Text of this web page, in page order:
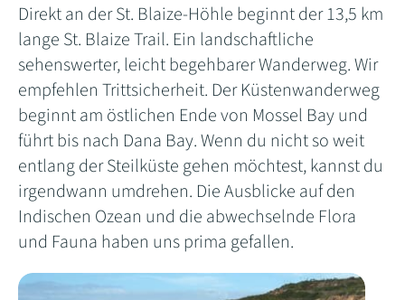
Direkt an der St. Blaize-Höhle beginnt der 13,5 km
lange St. Blaize Trail. Ein landschaftliche
sehenswerter, leicht begehbarer Wanderweg. Wir
empfehlen Trittsicherheit. Der Küstenwanderweg
beginnt am östlichen Ende von Mossel Bay und
führt bis nach Dana Bay. Wenn du nicht so weit
entlang der Steilküste gehen möchtest, kannst du
irgendwann umdrehen. Die Ausblicke auf den
Indischen Ozean und die abwechselnde Flora
und Fauna haben uns prima gefallen.